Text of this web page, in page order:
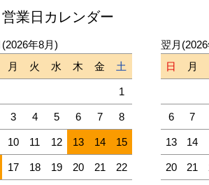
営業日カレンダー
年8月)
月 火 水 木 金 土
1
3 4 5 6 7 8
10 11 12 13 14 15
17 18 19 20 21 22
翌月
日
月
6 7
13 14
20 21